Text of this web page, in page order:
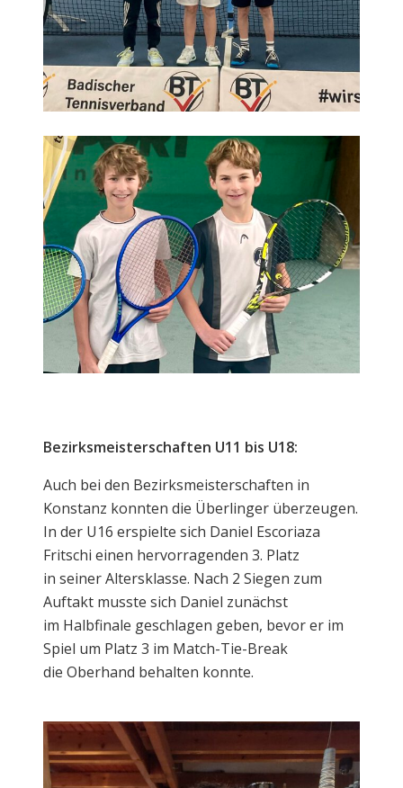
Bezirksmeisterschaften U11 bis U18:
Auch bei den Bezirksmeisterschaften in
Konstanz konnten die Überlinger überzeugen.
In der U16 erspielte sich Daniel Escoriaza
Fritschi einen hervorragenden 3. Platz
in seiner Altersklasse. Nach 2 Siegen zum
Auftakt musste sich Daniel zunächst
im Halbfinale geschlagen geben, bevor er im
Spiel um Platz 3 im Match-Tie-Break
die Oberhand behalten konnte.